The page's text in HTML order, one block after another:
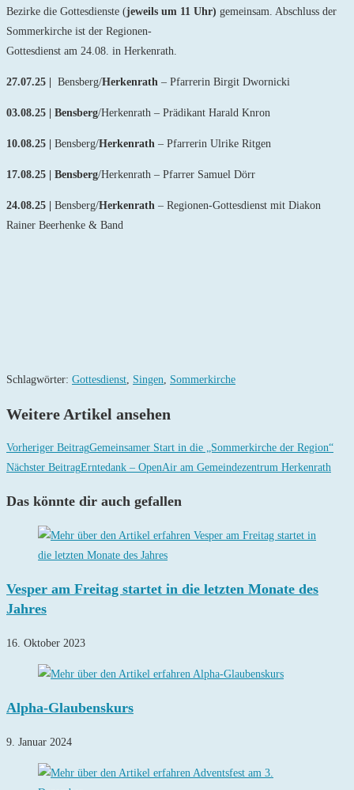
Bezirke die Gottesdienste (jeweils um 11 Uhr) gemeinsam. Abschluss der
Sommerkirche ist der Regionen-
Gottesdienst am 24.08. in Herkenrath.
27.07.25 | Bensberg/Herkenrath – Pfarrerin Birgit Dwornicki
03.08.25 | Bensberg/Herkenrath – Prädikant Harald Knron
10.08.25 | Bensberg/Herkenrath – Pfarrerin Ulrike Ritgen
17.08.25 | Bensberg/Herkenrath – Pfarrer Samuel Dörr
24.08.25 | Bensberg/Herkenrath – Regionen-Gottesdienst mit Diakon
Rainer Beerhenke & Band
Schlagwörter: Gottesdienst, Singen, Sommerkirche
Weitere Artikel ansehen
Vorheriger BeitragGemeinsamer Start in die „Sommerkirche der Region“
Nächster BeitragErntedank – OpenAir am Gemeindezentrum Herkenrath
Das könnte dir auch gefallen
Vesper am Freitag startet in die letzten Monate des
Jahres
16. Oktober 2023
Alpha-Glaubenskurs
9. Januar 2024